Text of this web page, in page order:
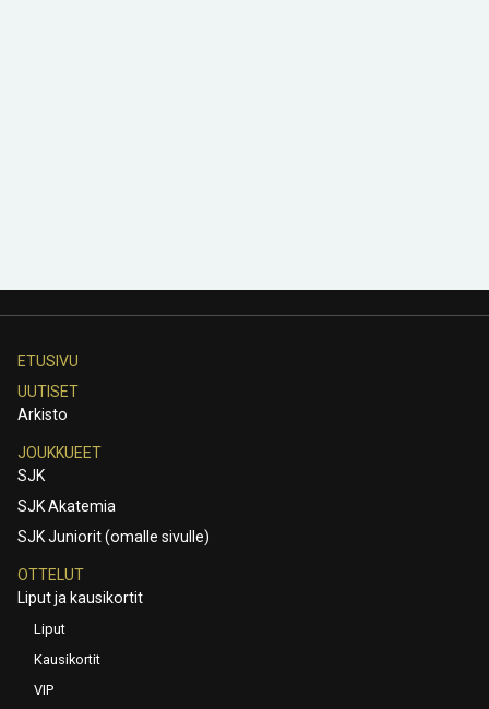
ETUSIVU
UUTISET
Arkisto
JOUKKUEET
SJK
SJK Akatemia
SJK Juniorit (omalle sivulle)
OTTELUT
Liput ja kausikortit
Liput
Kausikortit
VIP